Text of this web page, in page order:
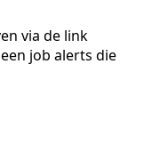
via de link
job alerts die